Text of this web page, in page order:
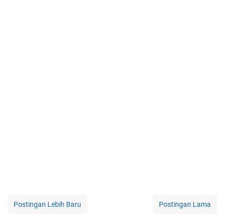
Postingan Lebih Baru Postingan Lama